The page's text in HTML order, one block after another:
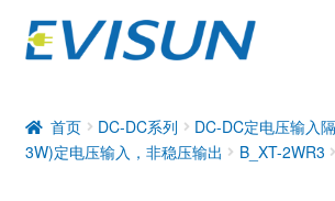
DC-DC系列
工业通信模块
首页 DC-DC系列 DC-DC定电压输入
3W)定电压输入，非稳压输出
B_XT-2WR3